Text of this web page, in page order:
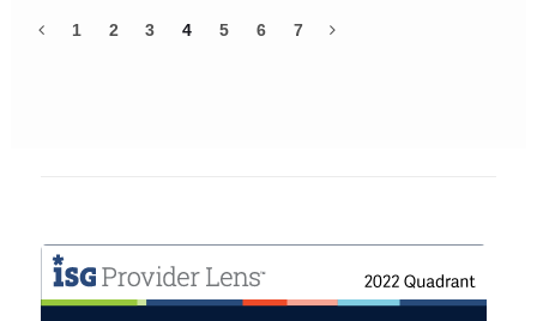
1 2 3 4 5 6 7